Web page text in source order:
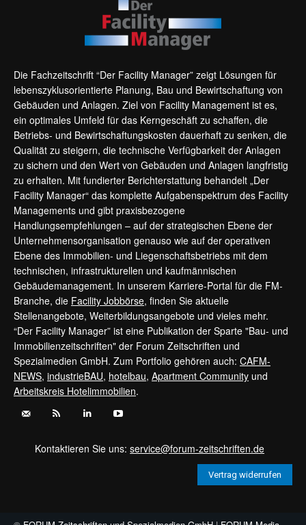
Die Fachzeitschrift “Der Facility Manager” zeigt Lösungen für
lebenszyklusorientierte Planung, Bau und Bewirtschaftung von
Gebäuden und Anlagen. Ziel von Facility Management ist es,
ein optimales Umfeld für das Kerngeschäft zu schaffen, die
Betriebs- und Bewirtschaftungskosten dauerhaft zu senken, die
Qualität zu steigern, die technische Verfügbarkeit der Anlagen
zu sichern und den Wert von Gebäuden und Anlagen langfristig
zu erhalten. Mit fundierter Berichterstattung behandelt „Der
Facility Manager“ das komplette Aufgabenspektrum des Facility
Managements und gibt praxisbezogene
Handlungsempfehlungen – auf der strategischen Ebene der
Unternehmensorganisation genauso wie auf der operativen
Ebene des Immobilien- und Liegenschaftsbetriebs mit dem
technischen, infrastrukturellen und kaufmännischen
Gebäudemanagement. In unserem Karriere-Portal für die FM-
Branche, die Facility Jobbörse, finden Sie aktuelle
Stellenangebote, Weiterbildungsangebote und vieles mehr.
“Der Facility Manager” ist eine Publikation der Sparte "Bau- und
Immobilienzeitschriften" der Forum Zeitschriften und
Spezialmedien GmbH. Zum Portfolio gehören auch: CAFM-
NEWS, industrieBAU, hotelbau, Apartment Community und
Arbeitskreis Hotelimmobilien.
Kontaktieren Sie uns:service@forum-zeitschriften.de
Vertrag widerrufen